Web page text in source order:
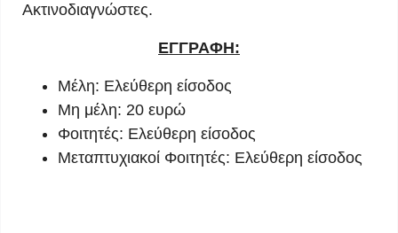
Ακτινοδιαγνώστες.
ΕΓΓΡΑΦΗ:
Μέλη: Ελεύθερη είσοδος
Μη μέλη: 20 ευρώ
Φοιτητές: Ελεύθερη είσοδος
Μεταπτυχιακοί Φοιτητές: Ελεύθερη είσοδος